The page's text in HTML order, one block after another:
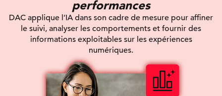
performances
DAC applique l’IA dans son cadre de mesure pour affiner
le suivi, analyser les comportements et fournir des
informations exploitables sur les expériences
numériques.